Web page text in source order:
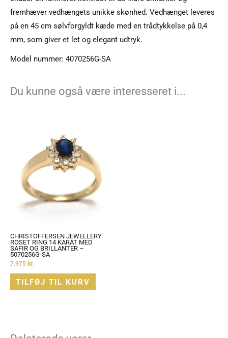
fremhæver vedhængets unikke skønhed. Vedhænget leveres
på en 45 cm sølvforgyldt kæde med en trådtykkelse på 0,4
mm, som giver et let og elegant udtryk.
Model nummer: 4070256G-SA
Du kunne også være interesseret i...
CHRISTOFFERSEN JEWELLERY
ROSET RING 14 KARAT MED
SAFIR OG BRILLANTER –
5070256G-SA
7.975 kr.
TILFØJ TIL KURV